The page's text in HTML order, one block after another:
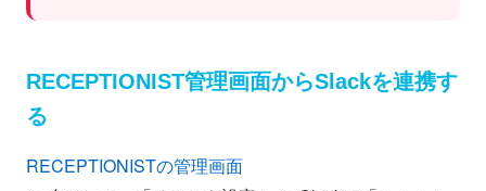
RECEPTIONIST管理画面からSlackを連携す
る
RECEPTIONISTの管理画面